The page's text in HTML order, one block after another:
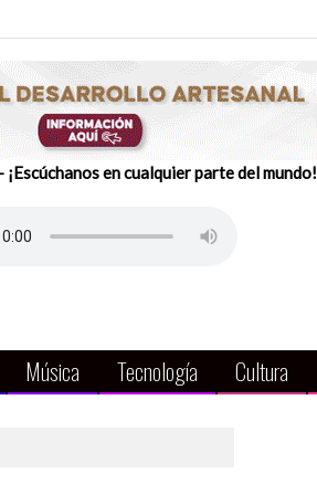
en cualquier parte del mundo!
Música Tecnología Cultura